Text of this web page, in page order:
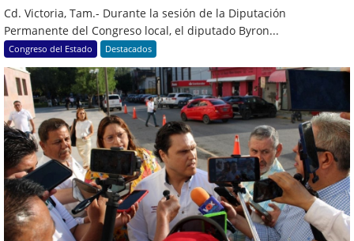
Cd. Victoria, Tam.- Durante la sesión de la Diputación
Permanente del Congreso local, el diputado Byron...
Congreso del Estado Destacados